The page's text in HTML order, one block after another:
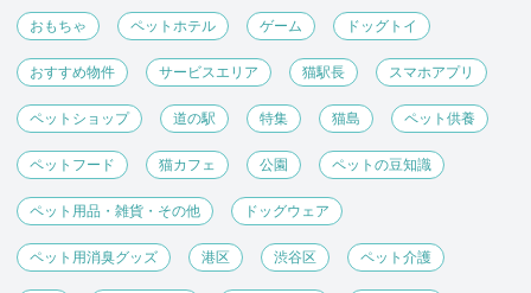
おもちゃ ペットホテル ゲーム ドッグトイ
おすすめ物件 サービスエリア 猫駅長 スマホアプリ
ペットショップ 道の駅 特集 猫島 ペット供養
ペットフード 猫カフェ 公園 ペットの豆知識
ペット用品・雑貨・その他 ドッグウェア
ペット用消臭グッズ 港区 渋谷区 ペット介護